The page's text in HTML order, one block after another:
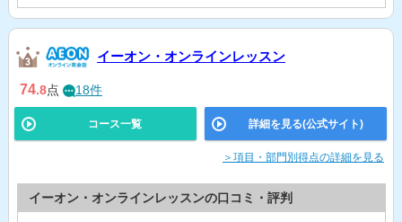
イーオン・オンラインレッスン
74.8点 18件
コース一覧 詳細を見る(公式サイト)
＞項目・部門別得点の詳細を見る
イーオン・オンラインレッスンの口コミ・評判